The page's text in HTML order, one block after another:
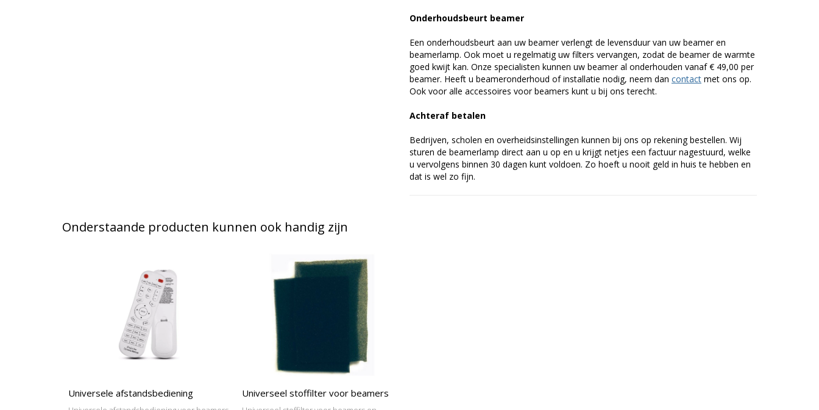
Onderhoudsbeurt beamer
Een onderhoudsbeurt aan uw beamer verlengt de levensduur van uw beamer en
beamerlamp. Ook moet u regelmatig uw filters vervangen, zodat de beamer de warmte
goed kwijt kan. Onze specialisten kunnen uw beamer al onderhouden vanaf € 49,00 per
beamer. Heeft u beameronderhoud of installatie nodig, neem dan contact met ons op.
Ook voor alle accessoires voor beamers kunt u bij ons terecht.
Achteraf betalen
Bedrijven, scholen en overheidsinstellingen kunnen bij ons op rekening bestellen. Wij
sturen de beamerlamp direct aan u op en u krijgt netjes een factuur nagestuurd, welke
u vervolgens binnen 30 dagen kunt voldoen. Zo hoeft u nooit geld in huis te hebben en
dat is wel zo fijn.
Onderstaande producten kunnen ook handig zijn
Universele afstandsbediening Universeel stoffilter voor beamers